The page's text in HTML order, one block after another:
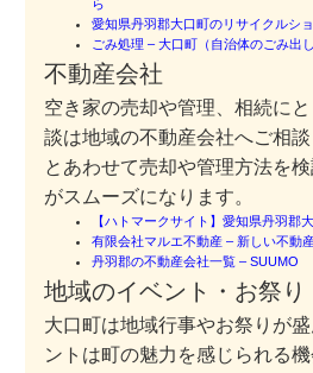
ら
愛知県丹羽郡大口町のリサイクルシ
ごみ処理 – 大口町（自治体のごみ出
不動産会社
空き家の売却や管理、相続に
談は地域の不動産会社へご相
とあわせて売却や管理方法を
がスムーズになります。
【ハトマークサイト】愛知県丹羽郡
有限会社マルエ不動産 – 新しい不動
丹羽郡の不動産会社一覧 – SUUMO
地域のイベント・お祭り
大口町は地域行事やお祭りが
ントは町の魅力を感じられる